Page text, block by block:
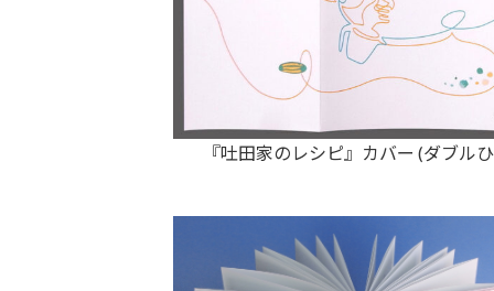
『吐田家のレシピ』カバー (ダブル